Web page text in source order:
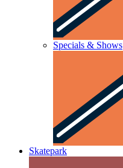
Specials & Shows
Skatepark